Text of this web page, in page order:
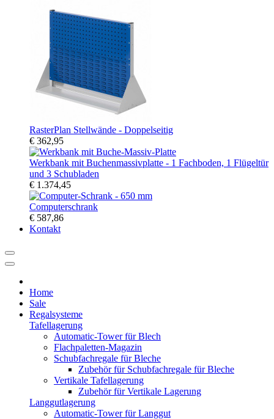
RasterPlan Stellwände - Doppelseitig
€ 362,95
Werkbank mit Buchenmassivplatte - 1 Fachboden, 1 Flügeltür
und 3 Schubladen
€ 1.374,45
Computerschrank
€ 587,86
Kontakt
Home
Sale
Regalsysteme
Tafellagerung
Automatic-Tower für Blech
Flachpaletten-Magazin
Schubfachregale für Bleche
Zubehör für Schubfachregale für Bleche
Vertikale Tafellagerung
Zubehör für Vertikale Lagerung
Langgutlagerung
Automatic-Tower für Langgut